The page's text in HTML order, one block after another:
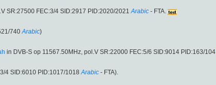
SR:27500 FEC:3/4 SID:2917 PID:2020/2021 Arabic - FTA.
740 Arabic)
in DVB-S op 11567.50MHz, pol.V SR:22000 FEC:5/6 SID:9014 PID:163/104
4 SID:6010 PID:1017/1018 Arabic - FTA).